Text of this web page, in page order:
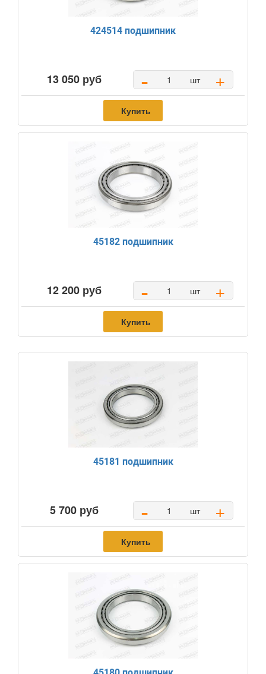
424514 подшипник
13 050 руб - шт +
Купить
45182 подшипник
12 200 руб - шт +
Купить
45181 подшипник
5 700 руб - шт +
Купить